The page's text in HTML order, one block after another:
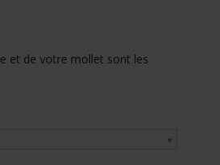
et de votre mollet sont les